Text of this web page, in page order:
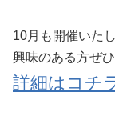
10月も開催いた
興味のある方ぜ
詳細はコチ